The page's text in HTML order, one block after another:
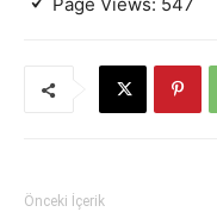
Önceki İçerik